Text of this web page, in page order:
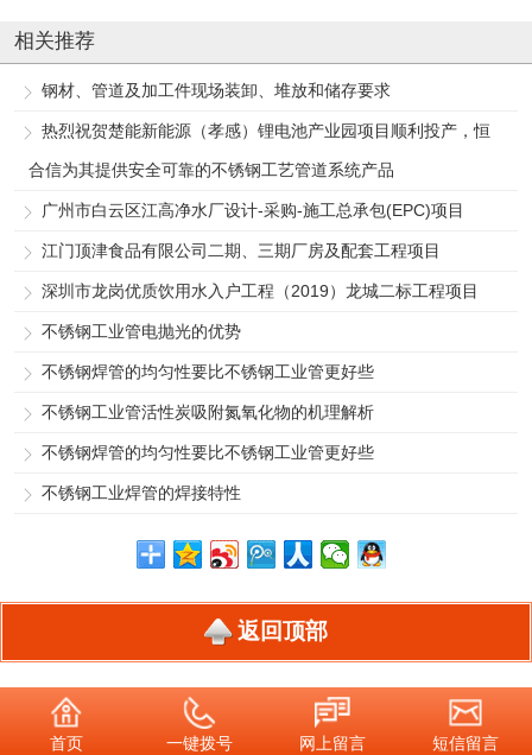
相关推荐
钢材、管道及加工件现场装卸、堆放和储存要求
热烈祝贺楚能新能源（孝感）锂电池产业园项目顺利投产，恒
合信为其提供安全可靠的不锈钢工艺管道系统产品
广州市白云区江高净水厂设计-采购-施工总承包(EPC)项目
江门顶津食品有限公司二期、三期厂房及配套工程项目
深圳市龙岗优质饮用水入户工程（2019）龙城二标工程项目
不锈钢工业管电抛光的优势
不锈钢焊管的均匀性要比不锈钢工业管更好些
不锈钢工业管活性炭吸附氮氧化物的机理解析
不锈钢焊管的均匀性要比不锈钢工业管更好些
不锈钢工业焊管的焊接特性
首页 一键拨号 网上留言 短信留言
返回顶部